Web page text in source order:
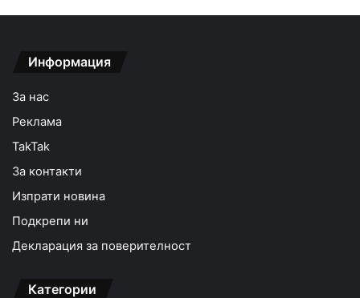
Информация
За нас
Реклама
TakTak
За контакти
Изпрати новина
Подкрепи ни
Декларация за поверителност
Категории